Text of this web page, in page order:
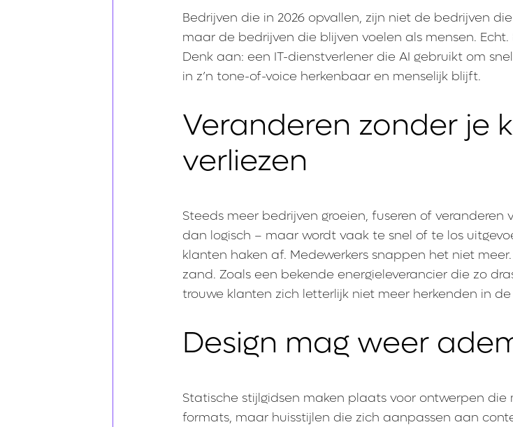
Bedrijven die in 2026 opvallen, zijn niet de bedrijven
maar de bedrijven die blijven voelen als mensen.
Denk aan: een IT-dienstverlener die AI gebruikt om
in z’n tone-of-voice herkenbaar en menselijk blijft.
Veranderen zonder je
verliezen
Steeds meer bedrijven groeien, fuseren of veranderen
dan logisch – maar wordt vaak te snel of te los
klanten haken af. Medewerkers snappen het niet
zand. Zoals een bekende energieleverancier die zo
trouwe klanten zich letterlijk niet meer herkenden in
Design mag weer
Statische stijlgidsen maken plaats voor ontwerpen die
formats, maar huisstijlen die zich aanpassen aan